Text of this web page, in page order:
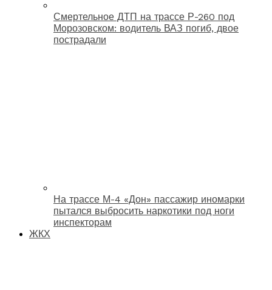
Смертельное ДТП на трассе Р-260 под
Морозовском: водитель ВАЗ погиб, двое
пострадали
На трассе М-4 «Дон» пассажир иномарки
пытался выбросить наркотики под ноги
инспекторам
ЖКХ